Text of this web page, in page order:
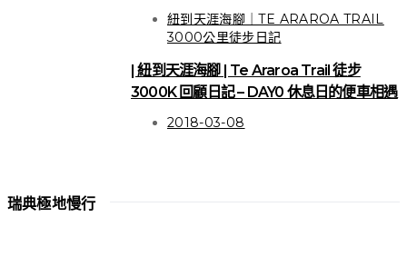
天數徒步困擾之應對方式
紐到天涯海腳｜TE ARAROA TRAIL
3000公里徒步日記
| 紐到天涯海腳 | Te Araroa Trail 徒步
3000K 回顧日記 – DAY0 休息日的便車相遇
2018-03-08
瑞典極地慢行